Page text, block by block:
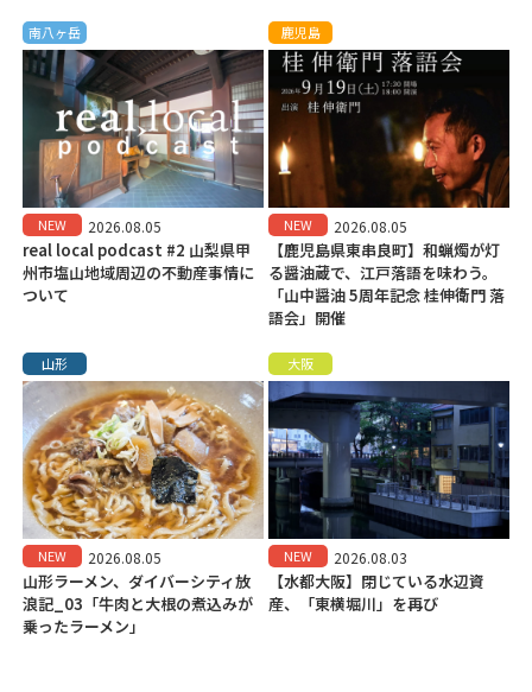
南八ヶ岳
NEW 2026.08.05
real local podcast #2 山梨県甲
州市塩山地域周辺の不動産事情に
ついて
鹿児島
NEW 2026.08.05
【鹿児島県東串良町】和蝋燭が灯
る醤油蔵で、江戸落語を味わう。
「山中醤油 5周年記念 桂伸衛門 落
語会」開催
山形
NEW 2026.08.05
山形ラーメン、ダイバーシティ放
浪記_03「牛肉と大根の煮込みが
乗ったラーメン」
大阪
NEW 2026.08.03
【水都大阪】閉じている水辺資
産、「東横堀川」を再び